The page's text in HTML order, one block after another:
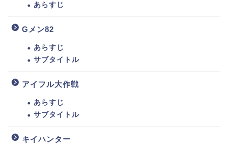
あらすじ
Gメン82
あらすじ
サブタイトル
アイフル大作戦
あらすじ
サブタイトル
キイハンター